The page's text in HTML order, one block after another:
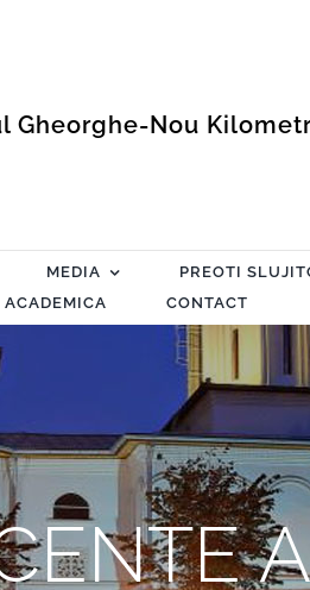
Gheorghe-Nou
MEDIA PREOTI
CONTACT